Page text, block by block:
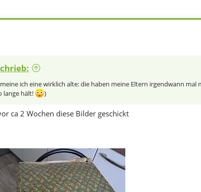
meine ich eine wirklich alte: die haben meine Eltern irgendwann mal
lange hält!
)
ca 2 Wochen diese Bilder geschickt